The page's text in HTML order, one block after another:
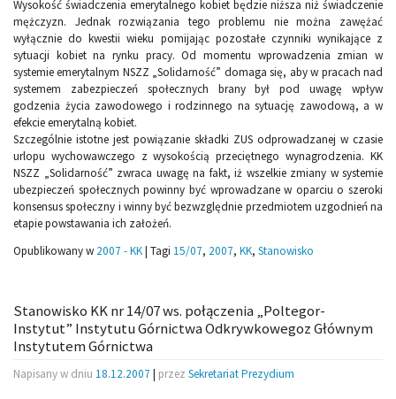
Wysokość świadczenia emerytalnego kobiet będzie niższa niż świadczenie
mężczyzn. Jednak rozwiązania tego problemu nie można zawężać
wyłącznie do kwestii wieku pomijając pozostałe czynniki wynikające z
sytuacji kobiet na rynku pracy. Od momentu wprowadzenia zmian w
systemie emerytalnym NSZZ „Solidarność” domaga się, aby w pracach nad
systemem zabezpieczeń społecznych brany był pod uwagę wpływ
godzenia życia zawodowego i rodzinnego na sytuację zawodową, a w
efekcie emerytalną kobiet.
Szczególnie istotne jest powiązanie składki ZUS odprowadzanej w czasie
urlopu wychowawczego z wysokością przeciętnego wynagrodzenia. KK
NSZZ „Solidarność” zwraca uwagę na fakt, iż wszelkie zmiany w systemie
ubezpieczeń społecznych powinny być wprowadzane w oparciu o szeroki
konsensus społeczny i winny być bezwzględnie przedmiotem uzgodnień na
etapie powstawania ich założeń.
Opublikowany w 2007 - KK| Tagi 15/07, 2007, KK, Stanowisko
Stanowisko KK nr 14/07 ws. połączenia „Poltegor-
Instytut” Instytutu Górnictwa Odkrywkowegoz Głównym
Instytutem Górnictwa
Napisany w dniu 18.12.2007 | przez Sekretariat Prezydium